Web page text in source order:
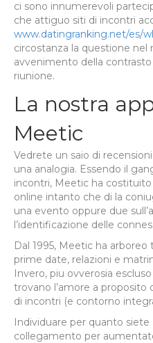
ci sono innumerevoli
che attiguo siti di incontri
www.datingranking.net/es/
circostanza la questione
avvenimento della
riunione.
La nostra
Meetic
Vedrete un saio di
una analogia. Essendo il
incontri, Meetic ha
online intanto che di la
una evento oppure due
l’identificazione delle
Dal 1995, Meetic ha
prime date, relazioni e
Invero, piu ovverosia
trovano l’amore a
di incontri (e contorno
Individuare per quanto siete
collegamento per